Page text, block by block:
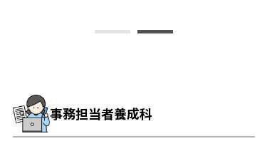
事務担当者養成科